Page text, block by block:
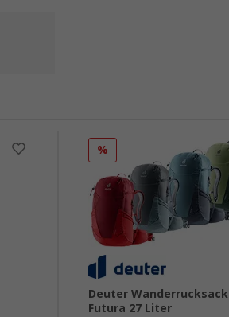
%
Deuter Wanderrucksack
Futura 27 Liter